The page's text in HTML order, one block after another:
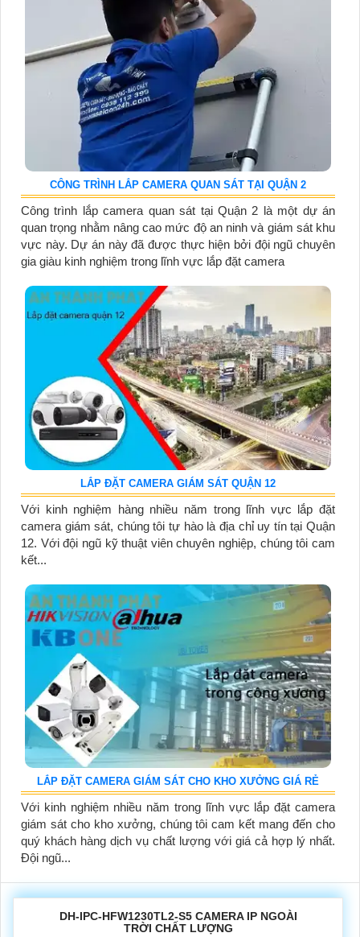
CÔNG TRÌNH LẮP CAMERA QUAN SÁT TẠI QUẬN 2
Công trình lắp camera quan sát tại Quận 2 là một dự án
quan trọng nhằm nâng cao mức độ an ninh và giám sát khu
vực này. Dự án này đã được thực hiện bởi đội ngũ chuyên
gia giàu kinh nghiệm trong lĩnh vực lắp đặt camera
LẮP ĐẶT CAMERA GIÁM SÁT QUẬN 12
Với kinh nghiệm hàng nhiều năm trong lĩnh vực lắp đặt
camera giám sát, chúng tôi tự hào là địa chỉ uy tín tại Quận
12. Với đội ngũ kỹ thuật viên chuyên nghiệp, chúng tôi cam
kết...
LẮP ĐẶT CAMERA GIÁM SÁT CHO KHO XƯỞNG GIÁ RẺ
Với kinh nghiệm nhiều năm trong lĩnh vực lắp đặt camera
giám sát cho kho xưởng, chúng tôi cam kết mang đến cho
quý khách hàng dịch vụ chất lượng với giá cả hợp lý nhất.
Đội ngũ...
DH-IPC-HFW1230TL2-S5 CAMERA IP NGOÀI
TRỜI CHẤT LƯỢNG